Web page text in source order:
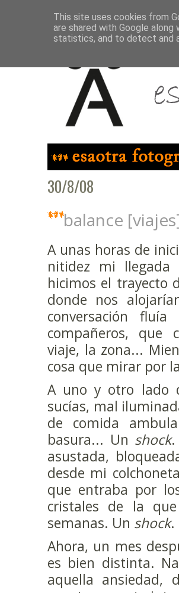
30/8/08
balance
A unas horas de
nitidez mi llegada
hicimos el trayecto
donde nos
conversación
compañeros, que
viaje, la zona...
cosa que mirar por
A uno y otro lado
sucías, mal
de comida
basura... Un shock.
asustada,
desde mi
que entraba por
cristales de la
semanas. Un shock.
Ahora, un mes
es bien distinta.
aquella ansiedad,
This site uses cookies from
are shared with Google
statistics, and to detect and